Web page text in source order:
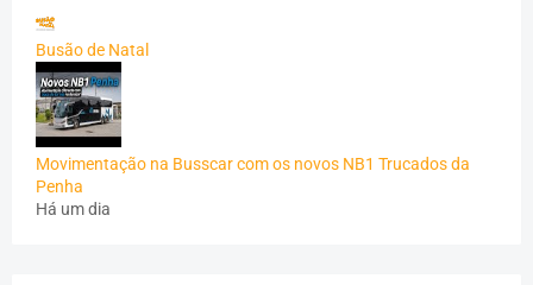
Busão de Natal
Movimentação na Busscar com os novos NB1 Trucados da
Penha
Há um dia